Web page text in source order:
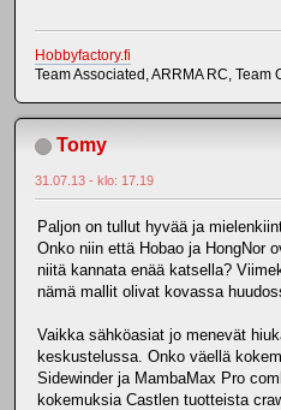
Hobbyfactory.fi
Team Associated, ARRMA RC, Team
Tomy
31.07.13 - klo: 17.19
Paljon on tullut hyvää ja
Onko niin että Hobao ja HongNor
niitä kannata enää katsella?
nämä mallit olivat kovassa
Vaikka sähköasiat jo menevät
keskustelussa. Onko väellä
Sidewinder ja MambaMax Pro
kokemuksia Castlen tuotteista